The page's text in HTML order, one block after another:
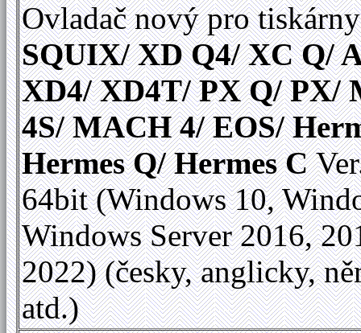
Ovladač nový pro
SQUIX/ XD Q4/ XC Q/
XD4/ XD4T/ PX Q/ PX/
4S/ MACH 4/ EOS/
Hermes Q/ Hermes C
64bit (Windows 10,
Windows Server 2016,
2022) (česky, anglicky,
atd.)